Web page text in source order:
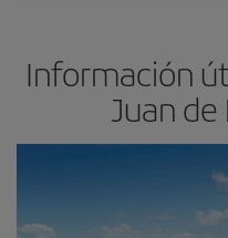
Información
Juan